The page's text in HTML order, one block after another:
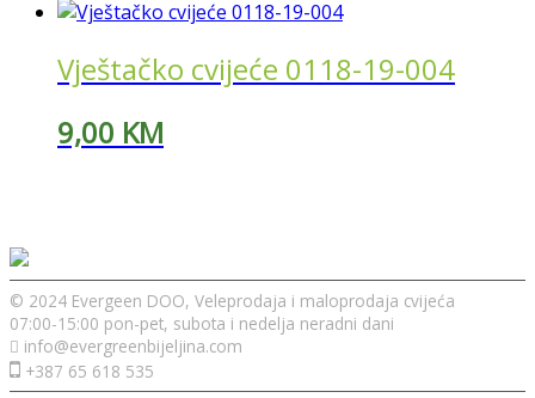
Vještačko cvijeće 0118-19-004
9,00 KM
© 2024 Evergeen DOO, Veleprodaja i maloprodaja cvijeća
07:00-15:00 pon-pet, subota i nedelja neradni dani
info@evergreenbijeljina.com
+387 65 618 535